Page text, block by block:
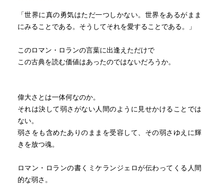
「世界に真の勇気はただ一つしかない。世界をあるがまま
にみることである。そうしてそれを愛することである。」
このロマン・ロランの言葉に出逢えただけで
この古典を読む価値はあったのではないだろうか。
偉大さとは一体何なのか。
それは決して弱さがない人間のように見せかけることでは
ない。
弱さをも含めたありのままを受容して、その弱さゆえに輝
きを放つ魂。
ロマン・ロランの書くミケランジェロが伝わってくる人間
的な弱さ。